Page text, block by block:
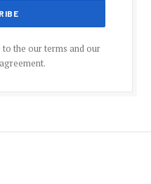
to the our terms and our